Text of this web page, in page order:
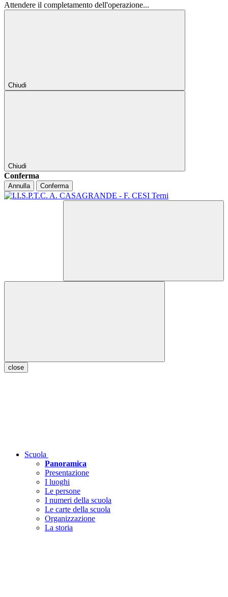
Attendere il completamento dell'operazione...
Chiudi
Chiudi
Conferma
Annulla Conferma
close
Scuola
Panoramica
Presentazione
I luoghi
Le persone
I numeri della scuola
Le carte della scuola
Organizzazione
La storia